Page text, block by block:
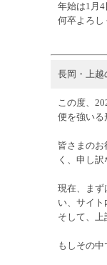
年始は1月
何卒よろし
長岡・上越
この度、
便を強いる
皆さまの
く、申し訳
現在、まず
い、サイ
そして、
もしその